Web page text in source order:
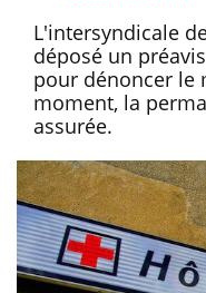
L'intersyndicale
déposé un
pour dénoncer le
moment, la
assurée.